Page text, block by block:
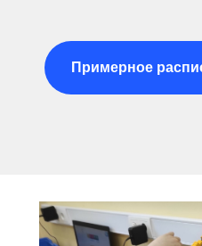
Примерное